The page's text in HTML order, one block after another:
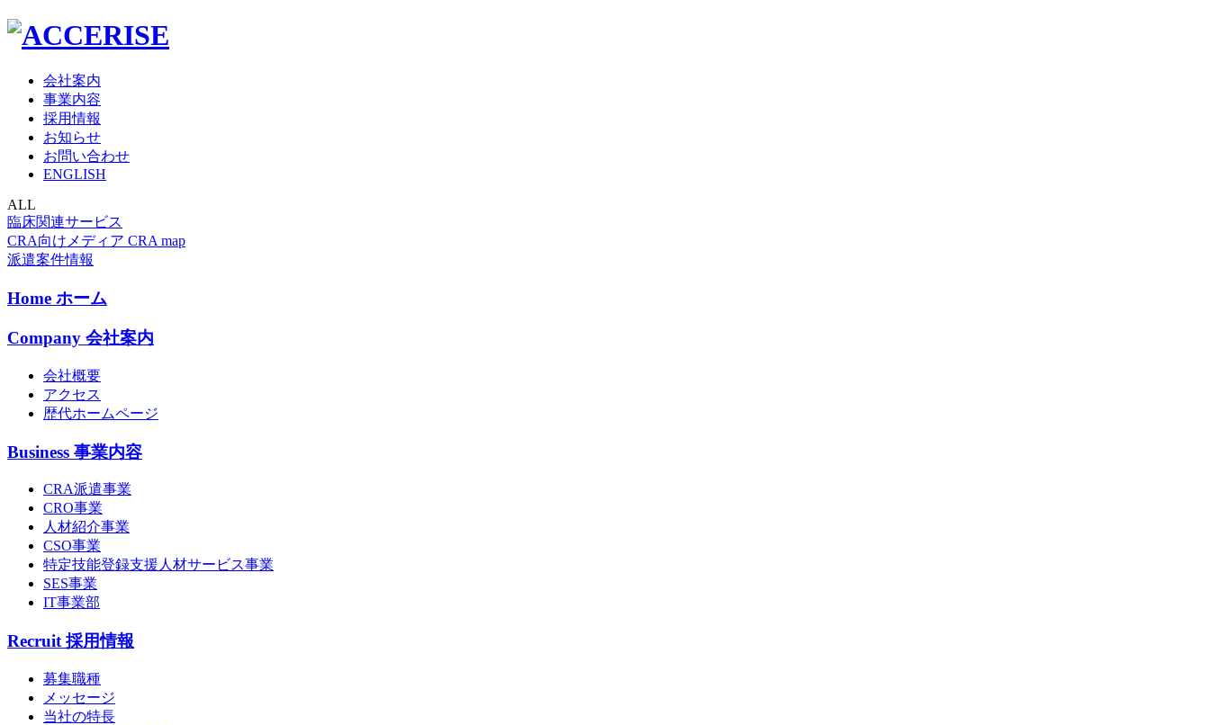
会社案内
事業内容
採用情報
お知らせ
お問い合わせ
ENGLISH
ALL
臨床関連サービス
CRA向けメディア CRA map
派遣案件情報
Home ホーム
Company 会社案内
会社概要
アクセス
歴代ホームページ
Business 事業内容
CRA派遣事業
CRO事業
人材紹介事業
CSO事業
特定技能登録支援人材サービス事業
SES事業
IT事業部
Recruit 採用情報
募集職種
メッセージ
当社の特長